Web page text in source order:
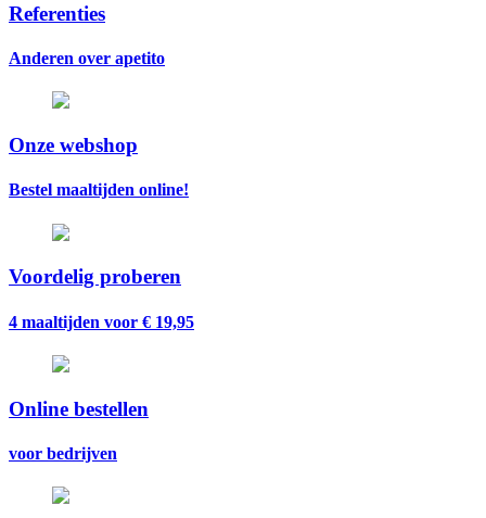
Referenties
Anderen over apetito
Onze webshop
Bestel maaltijden online!
Voordelig proberen
4 maaltijden voor € 19,95
Online bestellen
voor bedrijven